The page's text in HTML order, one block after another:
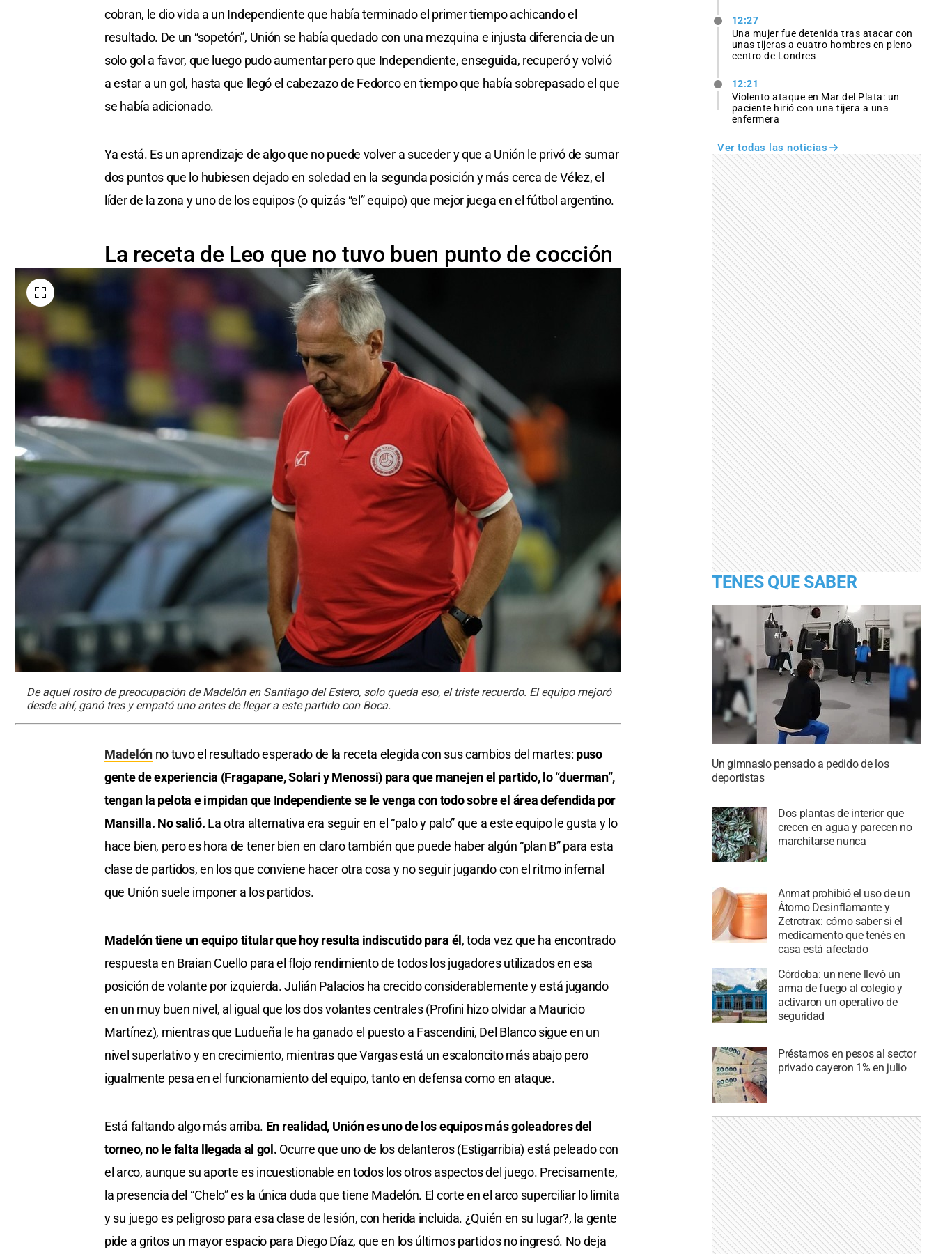
cobran, le dio vida a un Independiente que había terminado el primer tiempo achicando el
resultado. De un “sopetón”, Unión se había quedado con una mezquina e injusta diferencia de un
solo gol a favor, que luego pudo aumentar pero que Independiente, enseguida, recuperó y volvió
a estar a un gol, hasta que llegó el cabezazo de Fedorco en tiempo que había sobrepasado el que
se había adicionado.
Ya está. Es un aprendizaje de algo que no puede volver a suceder y que a Unión le privó de sumar
dos puntos que lo hubiesen dejado en soledad en la segunda posición y más cerca de Vélez, el
líder de la zona y uno de los equipos (o quizás “el” equipo) que mejor juega en el fútbol argentino.
La receta de Leo que no tuvo buen punto de cocción
De aquel rostro de preocupación de Madelón en Santiago del Estero, solo queda eso, el triste recuerdo. El equipo mejoró
desde ahí, ganó tres y empató uno antes de llegar a este partido con Boca.
Madelónno tuvo el resultado esperado de la receta elegida con sus cambios del martes: puso
gente de experiencia (Fragapane, Solari y Menossi) para que manejen el partido, lo “duerman”,
tengan la pelota e impidan que Independiente se le venga con todo sobre el área defendida por
Mansilla. No salió. La otra alternativa era seguir en el “palo y palo” que a este equipo le gusta y lo
hace bien, pero es hora de tener bien en claro también que puede haber algún “plan B” para esta
clase de partidos, en los que conviene hacer otra cosa y no seguir jugando con el ritmo infernal
que Unión suele imponer a los partidos.
Madelón tiene un equipo titular que hoy resulta indiscutido para él , toda vez que ha encontrado
respuesta en Braian Cuello para el flojo rendimiento de todos los jugadores utilizados en esa
posición de volante por izquierda. Julián Palacios ha crecido considerablemente y está jugando
en un muy buen nivel, al igual que los dos volantes centrales (Profini hizo olvidar a Mauricio
Martínez), mientras que Ludueña le ha ganado el puesto a Fascendini, Del Blanco sigue en un
nivel superlativo y en crecimiento, mientras que Vargas está un escaloncito más abajo pero
igualmente pesa en el funcionamiento del equipo, tanto en defensa como en ataque.
Está faltando algo más arriba. En realidad, Unión es uno de los equipos más goleadores del
torneo, no le falta llegada al gol. Ocurre que uno de los delanteros (Estigarribia) está peleado con
el arco, aunque su aporte es incuestionable en todos los otros aspectos del juego. Precisamente,
la presencia del “Chelo” es la única duda que tiene Madelón. El corte en el arco superciliar lo limita
y su juego es peligroso para esa clase de lesión, con herida incluida. ¿Quién en su lugar?, la gente
pide a gritos un mayor espacio para Diego Díaz, que en los últimos partidos no ingresó. No deja
12:27
Una mujer fue detenida tras atacar con
unas tijeras a cuatro hombres en pleno
centro de Londres
12:21
Violento ataque en Mar del Plata: un
paciente hirió con una tijera a una
enfermera
Ver todas las noticias
TENES QUE SABER
Un gimnasio pensado a pedido de los
deportistas
Dos plantas de interior que
crecen en agua y parecen no
marchitarse nunca
Anmat prohibió el uso de un
Átomo Desinflamante y
Zetrotrax: cómo saber si el
medicamento que tenés en
casa está afectado
Córdoba: un nene llevó un
arma de fuego al colegio y
activaron un operativo de
seguridad
Préstamos en pesos al sector
privado cayeron 1% en julio